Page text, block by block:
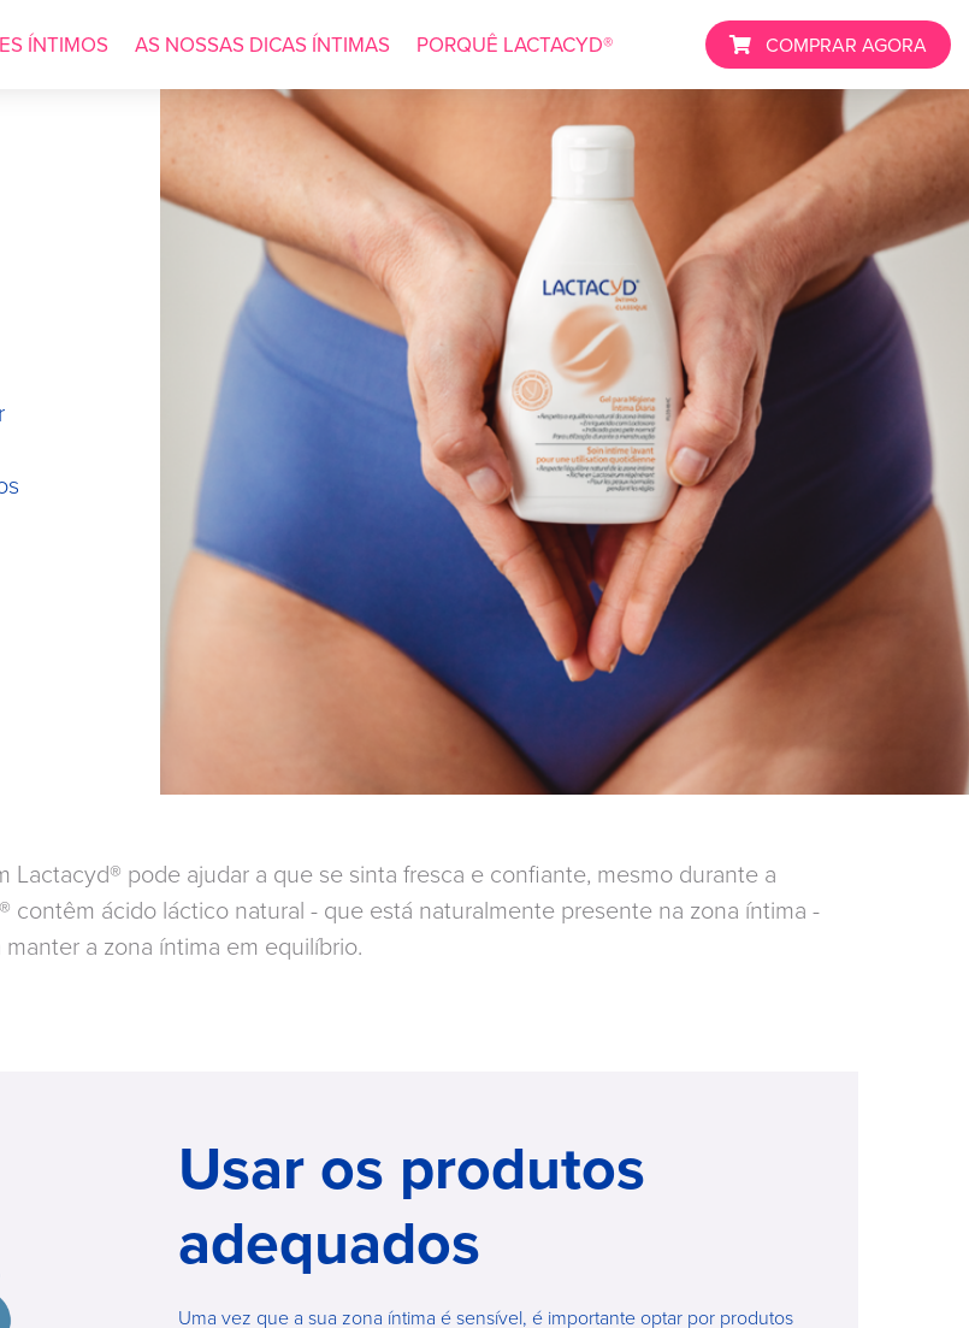
ÍNTIMOS AS NOSSAS DICAS ÍNTIMAS PORQUÊ LACTACYD® COMPRAR AGORA
pode ajudar a que se sinta fresca e confiante, mesmo durante a
contêm ácido láctico natural - que está naturalmente presente na zona íntima -
a zona íntima em equilíbrio.
Usar os produtos
adequados
Uma vez que a sua zona íntima é sensível, é importante optar por produtos